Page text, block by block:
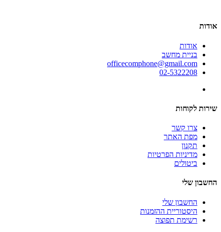
אודות
אודות
בניית מחשב
officecomphone@gmail.com
02-5322208
שירות לקוחות
צרו קשר
מפת האתר
תקנון
מדיניות הפרטיות
ביטולים
החשבון שלי
החשבון שלי
היסטוריית ההזמנות
רשימת תפוצה